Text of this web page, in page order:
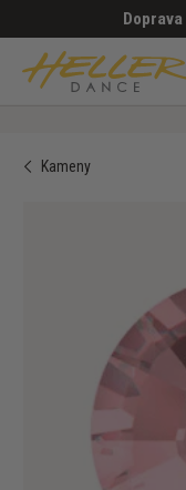
PŘESKOČIT NA
Kameny